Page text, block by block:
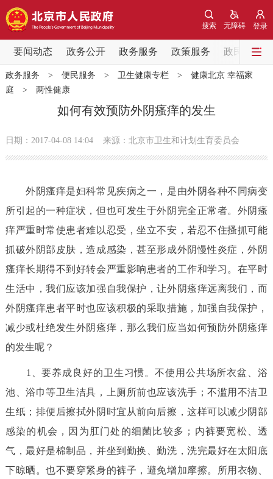
登录
无障碍
搜索
要闻动态 政务公开 政务服务 政策服务 政民互动
要闻动态
党中央精神 国务院信息 中央部委动态
北京要闻 会议信息 部门动态
各区热点
政务公开
市领导 机构职能 政策服务
政策兑现 政策解读 回应关切
决策公开 专题公开
个人服务
便民服务 利企服务 投资项目
政民互动
政务服务 > 便民服务 > 卫生健康专栏> 健康北京 幸福家
庭 > 两性健康
如何有效预防外阴瘙痒的发生
日期：2017-04-08 14:04 来源：北京市卫生和计划生育委员会
外阴瘙痒是妇科常见疾病之一，是由外阴各种不同病变
所引起的一种症状，但也可发生于外阴完全正常者。外阴瘙
痒严重时常使患者难以忍受，坐立不安，若忍不住搔抓可能
抓破外阴部皮肤，造成感染，甚至形成外阴慢性炎症，外阴
瘙痒长期得不到好转会严重影响患者的工作和学习。在平时
生活中，我们应该加强自我保护，让外阴瘙痒远离我们，而
外阴瘙痒患者平时也应该积极的采取措施，加强自我保护，
减少或杜绝发生外阴瘙痒，那么我们应当如何预防外阴瘙痒
的发生呢？
1、要养成良好的卫生习惯。不使用公共场所衣盆、浴
池、浴巾等卫生洁具，上厕所前也应该洗手；不滥用不洁卫
生纸；排便后擦拭外阴时宜从前向后擦，这样可以减少阴部
感染的机会，因为肛门处的细菌比较多；内裤要宽松、透
气，最好是棉制品，并坐到勤换、勤洗，洗完最好在太阳底
下晾晒。也不要穿紧身的裤子，避免增加摩擦。所用衣物、